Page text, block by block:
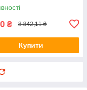
₴ 8 842,11 ₴
Купити